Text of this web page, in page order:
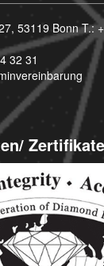
53119 Bonn T.:
32 31
Zertifikate